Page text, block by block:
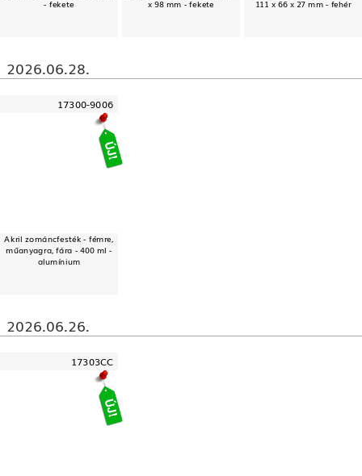
- fekete
x 98 mm - fekete
111 x 66 x 27 mm - fehér
2026.06.28.
17300-9006
Akril zománcfesték - fémre,
műanyagra, fára - 400 ml -
alumínium
2026.06.26.
17303CC